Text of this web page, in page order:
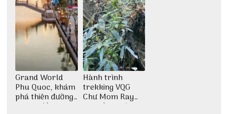
Grand World
Phu Quoc, khám
phá thiên đường
giải trí đầy sôi
Hành trình
trekking VQG
Chư Mom Ray
tìm về núi rừng